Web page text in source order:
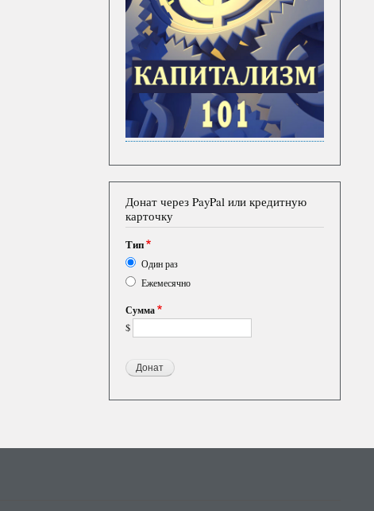
Донат через PayPal или кредитную
карточку
Тип
Один раз
Ежемесячно
Сумма
$